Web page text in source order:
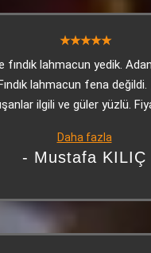
fındık lahmacun yedik.
lahmacun fena değildi.
ilgili ve güler yüzlü.
Daha fazla
- Mustafa KILIÇ